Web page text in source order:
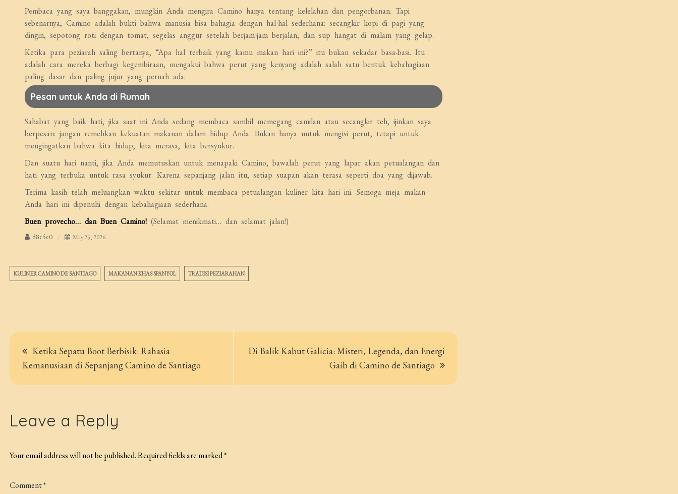
Pembaca yang saya banggakan, mungkin Anda mengira Camino hanya tentang kelelahan dan pengorbanan. Tapi
sebenarnya, Camino adalah bukti bahwa manusia bisa bahagia dengan hal-hal sederhana: secangkir kopi di pagi yang
dingin, sepotong roti dengan tomat, segelas anggur setelah berjam-jam berjalan, dan sup hangat di malam yang gelap.
Ketika para peziarah saling bertanya, “Apa hal terbaik yang kamu makan hari ini?” itu bukan sekadar basa-basi. Itu
adalah cara mereka berbagi kegembiraan, mengakui bahwa perut yang kenyang adalah salah satu bentuk kebahagiaan
paling dasar dan paling jujur yang pernah ada.
Pesan untuk Anda di Rumah
Sahabat yang baik hati, jika saat ini Anda sedang membaca sambil memegang camilan atau secangkir teh, ijinkan saya
berpesan: jangan remehkan kekuatan makanan dalam hidup Anda. Bukan hanya untuk mengisi perut, tetapi untuk
mengingatkan bahwa kita hidup, kita merasa, kita bersyukur.
Dan suatu hari nanti, jika Anda memutuskan untuk menapaki Camino, bawalah perut yang lapar akan petualangan dan
hati yang terbuka untuk rasa syukur. Karena sepanjang jalan itu, setiap suapan akan terasa seperti doa yang dijawab.
Terima kasih telah meluangkan waktu sekitar untuk membaca petualangan kuliner kita hari ini. Semoga meja makan
Anda hari ini dipenuhi dengan kebahagiaan sederhana.
Buen provecho… dan Buen Camino!(Selamat menikmati… dan selamat jalan!)
d8e5e0 May 25, 2026
KULINER CAMINO DE SANTIAGO MAKANAN KHAS SPANYOL TRADISI PEZIARAHAN
Post
navigation
Ketika Sepatu Boot Berbisik: Rahasia
Kemanusiaan di Sepanjang Camino de Santiago
Di Balik Kabut Galicia: Misteri, Legenda, dan Energi
Gaib di Camino de Santiago
Leave a Reply
Your email address will not be published.Required fields are marked*
Comment*